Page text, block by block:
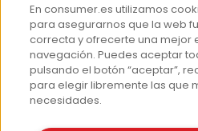
Corpus
En consumer.es utilizamos
para asegurarnos que la web
correcta y ofrecerte una mejor
navegación. Puedes aceptar
pulsando el botón “aceptar”,
para elegir libremente las que
necesidades.